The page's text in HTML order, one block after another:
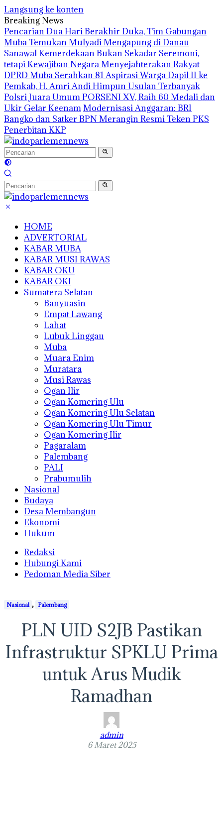
Langsung ke konten
Breaking News
Pencarian Dua Hari Berakhir Duka, Tim Gabungan
Muba Temukan Mulyadi Mengapung di Danau
SanawalKemerdekaan Bukan Sekadar Seremoni,
tetapi Kewajiban Negara Menyejahterakan Rakyat
DPRD Muba Serahkan 81 Aspirasi Warga Dapil II ke
Pemkab, H. Amri Andi Himpun Usulan Terbanyak
Polsri Juara Umum PORSENI XV, Raih 60 Medali dan
Ukir Gelar KeenamModernisasi Anggaran: BRI
Bangko dan Satker BPN Merangin Resmi Teken PKS
Penerbitan KKP
HOME
ADVERTORIAL
KABAR MUBA
KABAR MUSI RAWAS
KABAR OKU
KABAR OKI
Sumatera Selatan
Banyuasin
Empat Lawang
Lahat
Lubuk Linggau
Muba
Muara Enim
Muratara
Musi Rawas
Ogan Ilir
Ogan Komering Ulu
Ogan Komering Ulu Selatan
Ogan Komering Ulu Timur
Ogan Komering Ilir
Pagaralam
Palembang
PALI
Prabumulih
Nasional
Budaya
Desa Membangun
Ekonomi
Hukum
Redaksi
Hubungi Kami
Pedoman Media Siber
Nasional , Palembang
PLN UID S2JB Pastikan
Infrastruktur SPKLU Prima
untuk Arus Mudik
Ramadhan
admin
6 Maret 2025